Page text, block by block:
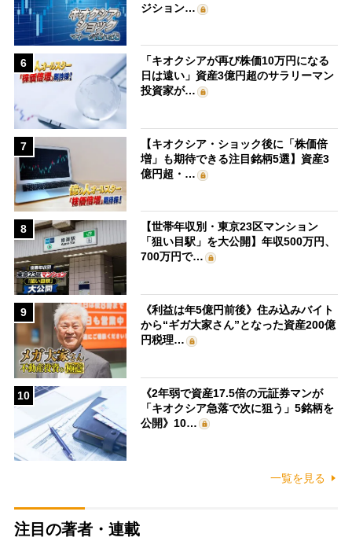
ジション…
6
「キオクシアが再び株価10万円になる
日は遠い」資産3億円超のサラリーマン
投資家が…
7
【キオクシア・ショック後に「株価倍
増」も期待できる注目銘柄5選】資産3
億円超・…
8
【世帯年収別・東京23区マンション
「狙い目駅」を大公開】年収500万円、
700万円で…
9
《利益は年5億円前後》住み込みバイト
から“ギガ大家さん”となった資産200億
円税理…
10
《2年弱で資産17.5倍の元証券マンが
「キオクシア急落で次に狙う」5銘柄を
公開》10…
一覧を見る
注目の著者・連載